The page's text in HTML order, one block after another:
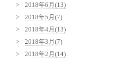
2018年6月(13)
2018年5月(7)
2018年4月(13)
2018年3月(7)
2018年2月(14)